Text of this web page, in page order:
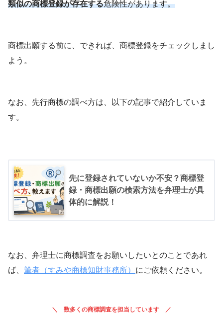
類似の商標登録が存在する危険性があります。
商標出願する前に、できれば、商標登録をチェックしまし
よう。
なお、先行商標の調べ方は、以下の記事で紹介していま
す。
先に登録されていないか不安？商標登
録・商標出願の検索方法を弁理士が具
体的に解説！
なお、弁理士に商標調査をお願いしたいとのことであれ
ば、 筆者（すみや商標知財事務所） にご依頼ください。
数多くの商標調査を担当しています